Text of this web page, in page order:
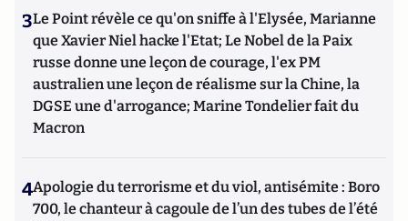
3Le Point révèle ce qu'on sniffe à l'Elysée, Marianne
que Xavier Niel hacke l'Etat; Le Nobel de la Paix
russe donne une leçon de courage, l'ex PM
australien une leçon de réalisme sur la Chine, la
DGSE une d'arrogance; Marine Tondelier fait du
Macron
4Apologie du terrorisme et du viol, antisémite : Boro
700, le chanteur à cagoule de l’un des tubes de l’été